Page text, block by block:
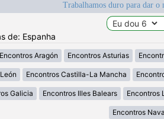
Trabalhamos duro para dar
de: Espanha
Encontros Aragón Encontros Asturias
Encontros Castilla-La Mancha
Galicia Encontros Illes Balears Encontros
Encontros